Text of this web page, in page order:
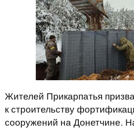
Жителей Прикарпатья
к строительству
сооружений на Донетчине.